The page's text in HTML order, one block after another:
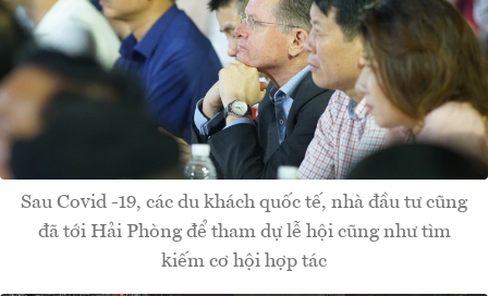
Sau Covid -19, các du khách quốc tế, nhà đầu tư cũng
đã tới Hải Phòng để tham dự lễ hội cũng như tìm
kiếm cơ hội hợp tác